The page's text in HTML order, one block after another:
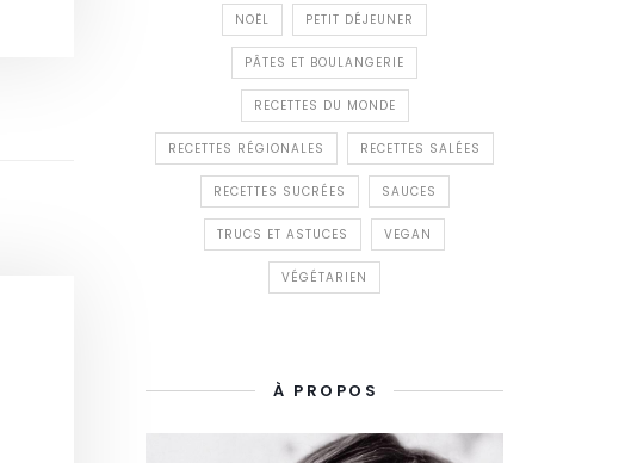
NOËL PETIT DÉJEUNER
PÂTES ET BOULANGERIE
RECETTES DU MONDE
RECETTES RÉGIONALES RECETTES SALÉES
RECETTES SUCRÉES SAUCES
TRUCS ET ASTUCES VEGAN
VÉGÉTARIEN
À PROPOS